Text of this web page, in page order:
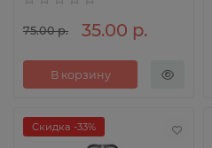
75.00 р. 35.00 р.
В корзину
Скидка -33%